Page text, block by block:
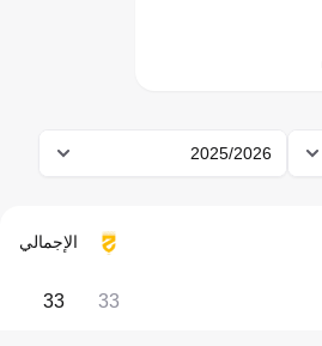
2025/2026
الإجمالي
33
33